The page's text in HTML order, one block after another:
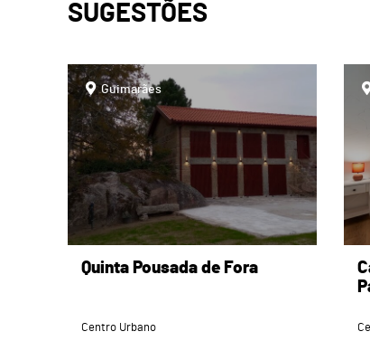
SUGESTÕES
pageGuimarães
Quinta Pousada de Fora
Centro Urbano